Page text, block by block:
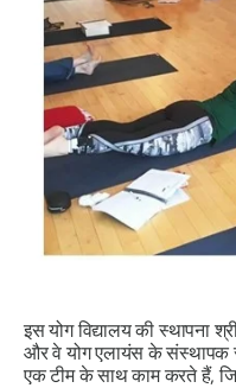
इस योग विद्यालय की स्थापना
और वे योग एलायंस के संस्थापक
एक टीम के साथ काम करते हैं,